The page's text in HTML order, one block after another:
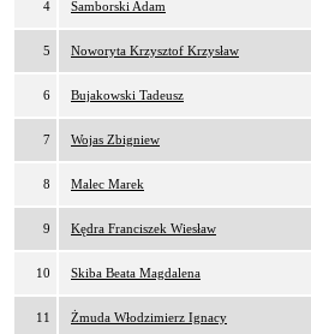
4 Samborski Adam
5 Noworyta Krzysztof Krzysław
6 Bujakowski Tadeusz
7 Wojas Zbigniew
8 Malec Marek
9 Kędra Franciszek Wiesław
10 Skiba Beata Magdalena
11 Żmuda Włodzimierz Ignacy